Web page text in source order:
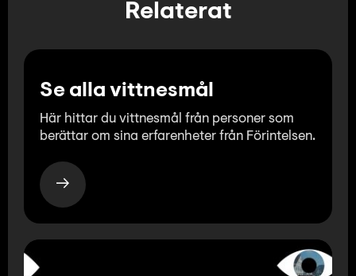
Relaterat
Se alla vittnesmål
Här hittar du vittnesmål från personer som
berättar om sina erfarenheter från Förintelsen.